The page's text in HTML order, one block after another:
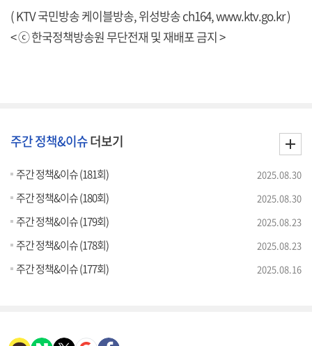
( KTV 국민방송 케이블방송, 위성방송 ch164,www.ktv.go.kr)
< ⓒ 한국정책방송원 무단전재 및 재배포 금지 >
주간 정책&이슈더보기
주간 정책&이슈 (181회) 2025.08.30
주간 정책&이슈 (180회) 2025.08.30
주간 정책&이슈 (179회) 2025.08.23
주간 정책&이슈 (178회) 2025.08.23
주간 정책&이슈 (177회) 2025.08.16